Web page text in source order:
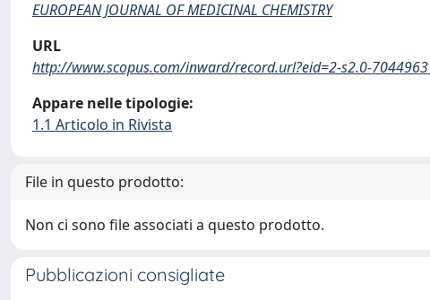
EUROPEAN JOURNAL OF MEDICINAL CHEMISTRY
URL
http://www.scopus.com/inward/record.url?eid=2-s2.0-
Appare nelle tipologie:
1.1 Articolo in Rivista
File in questo prodotto:
Non ci sono file associati a questo prodotto.
Pubblicazioni consigliate